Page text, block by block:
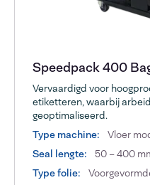
Speedpack 400
Vervaardigd voor
etiketteren, waarbij
geoptimaliseerd.
Type machine:
Vloer
Seal lengte:
50 – 400
Type folie: